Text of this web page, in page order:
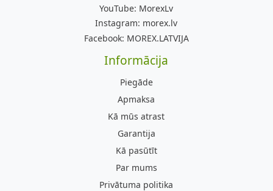
YouTube: MorexLv
Instagram: morex.lv
Facebook: MOREX.LATVIJA
Informācija
Piegāde
Apmaksa
Kā mūs atrast
Garantija
Kā pasūtīt
Par mums
Privātuma politika